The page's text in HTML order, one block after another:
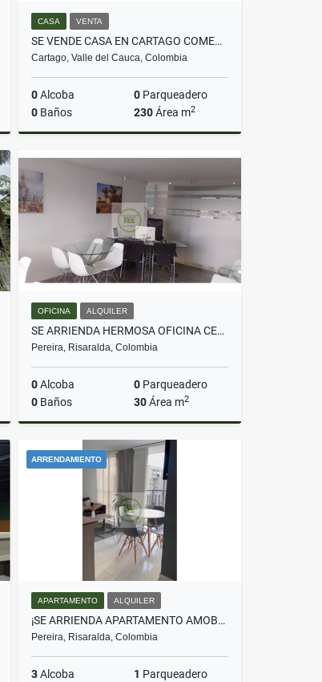
CASA VENTA
SE VENDE CASA EN CARTAGO COMERCIAL AREA 230 M2
Cartago, Valle del Cauca, Colombia
0Alcoba 0 Parqueadero
0 Baños 230Área m2
Venta
$530.000.000
OFICINA ALQUILER
SE ARRIENDA HERMOSA OFICINA CENTRAL AMOBLADA
Pereira, Risaralda, Colombia
0Alcoba 0 Parqueadero
0 Baños 30Área m2
$1.950.000
ARRENDAMIENTO
APARTAMENTO ALQUILER
¡SE ARRIENDA APARTAMENTO AMOBLADO EN CONDINA!
Pereira, Risaralda, Colombia
3Alcoba 1 Parqueadero